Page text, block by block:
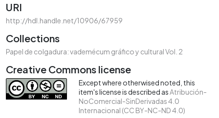
URI
http://hdl.handle.net/10906/67959
Collections
Papel de colgadura: vademécum gráfico y cultural Vol. 2
Creative Commons license
Except where otherwised noted, this
item's license is described asAtribución-
NoComercial-SinDerivadas 4.0
Internacional (CC BY-NC-ND 4.0)